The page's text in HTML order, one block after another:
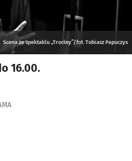
Scena ze spektaklu „Trociny”/fot. Tobiasz Papuczys
16.00.